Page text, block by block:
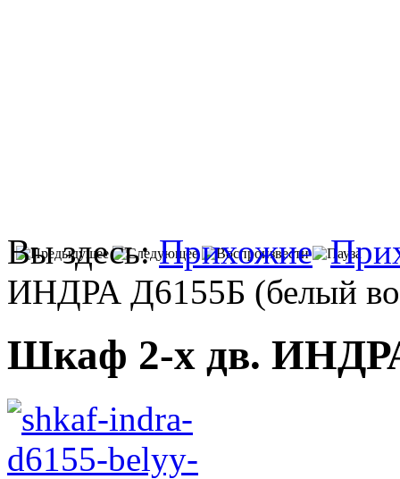
Вы здесь:Прихожие
ИНДРА Д6155Б (белый
Шкаф 2-х дв.